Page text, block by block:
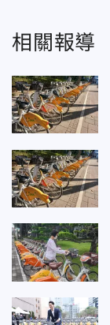
相關報導